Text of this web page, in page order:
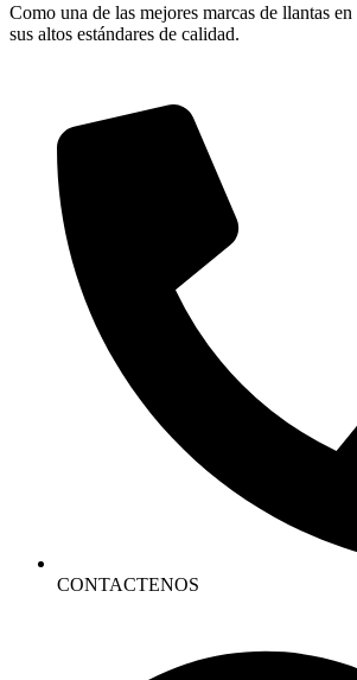
Como una de las mejores marcas de llantas
sus altos estándares de calidad.
CONTACTENOS